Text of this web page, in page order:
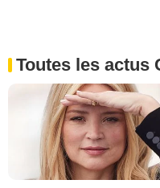
Toutes les actus